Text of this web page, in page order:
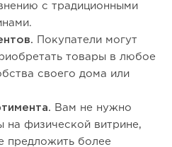
с традиционными
Покупатели могут
товары в любое
своего дома или
Вам не нужно
на физической витрине,
предложить более